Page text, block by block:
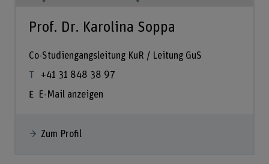
Prof. Dr. Karolina Soppa
Co-Studiengangsleitung KuR / Leitung GuS
+41 31 848 38 97
E-Mail anzeigen
Zum Profil